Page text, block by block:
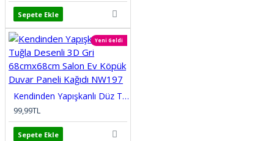
Sepete Ekle
Yeni Geldi
Kendinden Yapışkanlı Düz Tuğla Desenli 3D Gri 68cmx68cm Salon Ev Köpük Duvar Paneli Kağıdı NW197
99,99TL
Sepete Ekle